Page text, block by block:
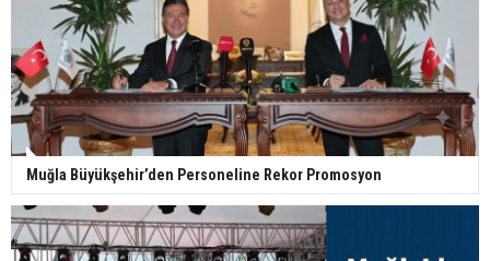
Muğla Büyükşehir’den Personeline Rekor Promosyon